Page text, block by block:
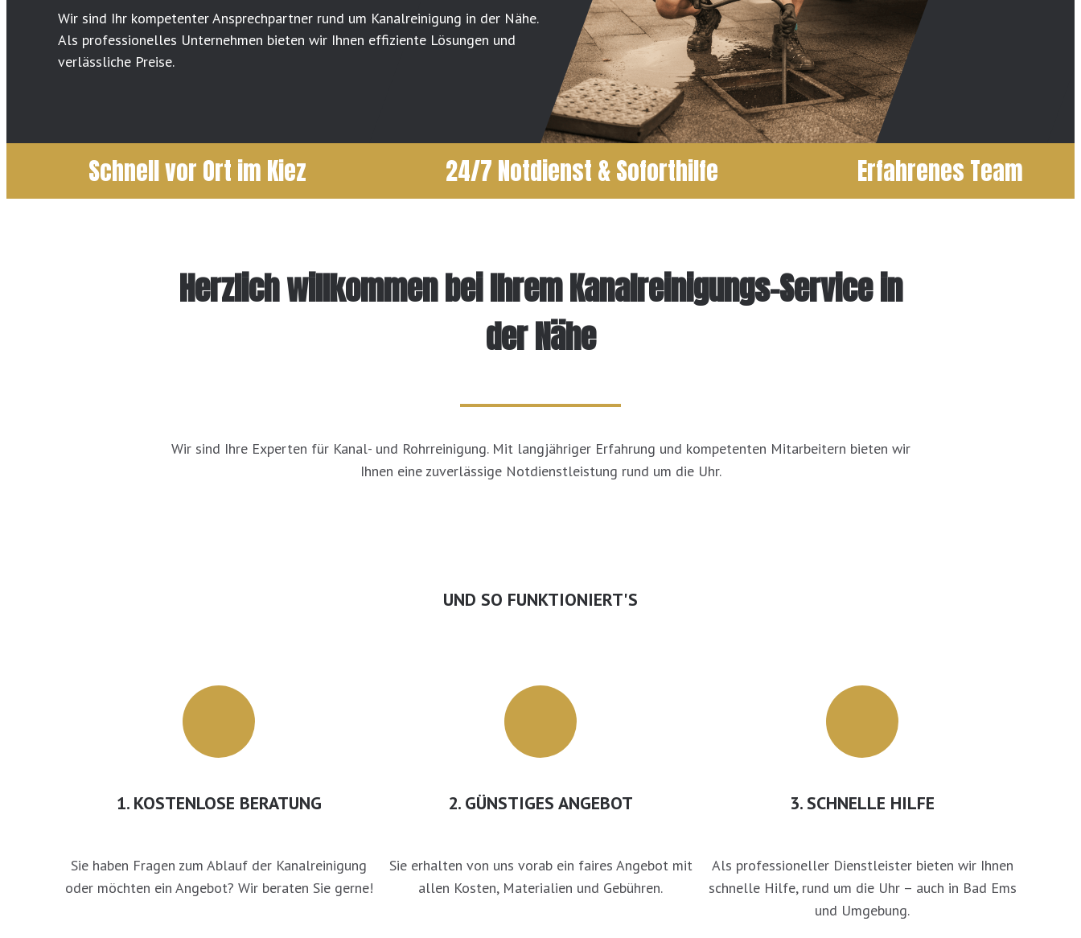
Wir sind Ihr kompetenter Ansprechpartner rund um Kanalreinigung in der Nähe.
Als professionelles Unternehmen bieten wir Ihnen effiziente Lösungen und
verlässliche Preise.
Schnell vor Ort im Kiez 24/7 Notdienst & Soforthilfe Erfahrenes Team
Herzlich willkommen bei Ihrem Kanalreinigungs-Service in
der Nähe
Wir sind Ihre Experten für Kanal- und Rohrreinigung. Mit langjähriger Erfahrung und kompetenten Mitarbeitern bieten wir
Ihnen eine zuverlässige Notdienstleistung rund um die Uhr.
UND SO FUNKTIONIERT'S
1. KOSTENLOSE BERATUNG
Sie haben Fragen zum Ablauf der Kanalreinigung
oder möchten ein Angebot? Wir beraten Sie gerne!
2. GÜNSTIGES ANGEBOT
Sie erhalten von uns vorab ein faires Angebot mit
allen Kosten, Materialien und Gebühren.
3. SCHNELLE HILFE
Als professioneller Dienstleister bieten wir Ihnen
schnelle Hilfe, rund um die Uhr – auch in Bad Ems
und Umgebung.